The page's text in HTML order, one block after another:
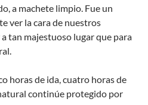
a machete limpio. Fue un
ver la cara de nuestros
tan majestuoso lugar que para
horas de ida, cuatro horas de
continúe protegido por